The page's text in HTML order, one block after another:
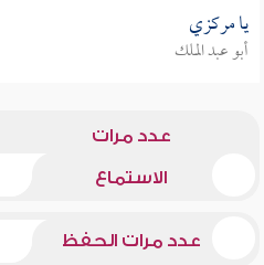
يا مركزي
أبو عبد الملك
عدد مرات
الاستماع
عدد مرات الحفظ